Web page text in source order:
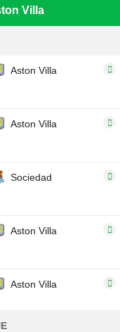
Villa
Aston Villa
Aston Villa
Sociedad
Aston Villa
Aston Villa